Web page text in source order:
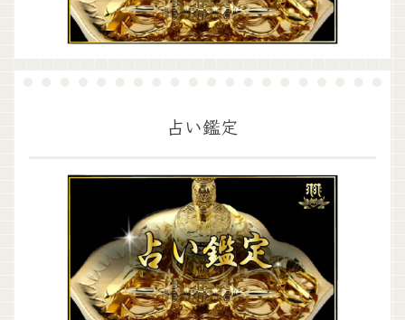
占い鑑定